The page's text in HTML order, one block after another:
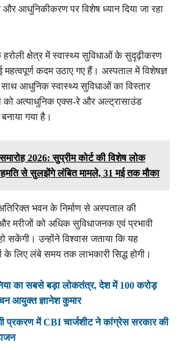
और आधुनिकीकरण पर विशेष ध्यान दिया जा रहा
क्षेत्र में स्वास्थ्य सुविधाओं के सुदृढ़ीकरण
महत्वपूर्ण कदम उठाए गए हैं। अस्पताल में विशेषज्ञ
आधुनिक स्वास्थ्य सुविधाओं का विस्तार
को अत्याधुनिक एक्स-रे और अल्ट्रासाउंड
गया है।
2026: सुप्रीम कोर्ट की विशेष लोक
से सुलझेंगे लंबित मामले, 31 मई तक मौका
भवन के निर्माण से अस्पताल की
और मरीजों को अधिक सुविधाजनक एवं प्रभावी
सकेंगी। उन्होंने विश्वास जताया कि यह
के लिए लंबे समय तक लाभकारी सिद्ध होगी।
का सबसे बड़ा लोकतंत्र, देश में 100 करोड़
आयुक्त ज्ञानेश कुमार
प्रकरण में CBI चार्जशीट ने कांग्रेस सरकार की